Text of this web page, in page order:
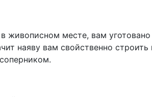
живописном месте, вам
наяву вам свойственно